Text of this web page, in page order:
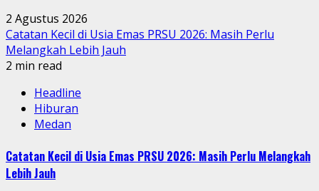
2 Agustus 2026
Catatan Kecil di Usia Emas PRSU 2026: Masih Perlu
Melangkah Lebih Jauh
2 min read
Headline
Hiburan
Medan
Catatan Kecil di Usia Emas PRSU 2026: Masih Perlu Melangkah
Lebih Jauh